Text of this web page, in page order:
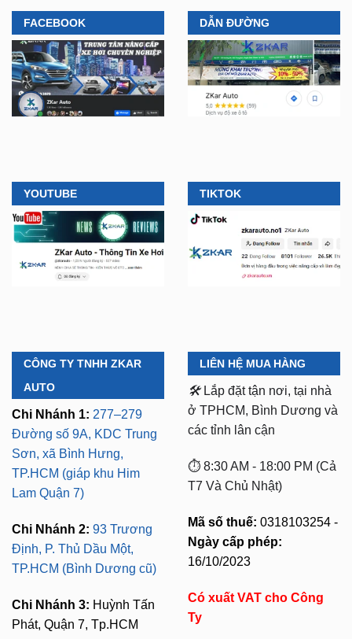
FACEBOOK DẪN ĐƯỜNG
YOUTUBE TIKTOK
CÔNG TY TNHH ZKAR
AUTO
Chi Nhánh 1: 277–279
Đường số 9A, KDC Trung
Sơn, xã Bình Hưng,
TP.HCM (giáp khu Him
Lam Quận 7)
Chi Nhánh 2: 93 Trương
Định, P. Thủ Dầu Một,
TP.HCM (Bình Dương cũ)
Chi Nhánh 3: Huỳnh Tấn
Phát, Quận 7, Tp.HCM
LIÊN HỆ MUA HÀNG
🛠️ Lắp đặt tận nơi, tại nhà
ở TPHCM, Bình Dương và
các tỉnh lân cận
⏱️ 8:30 AM - 18:00 PM (Cả
T7 Và Chủ Nhật)
Mã số thuế: 0318103254 -
Ngày cấp phép:
16/10/2023
Có xuất VAT cho Công
Ty